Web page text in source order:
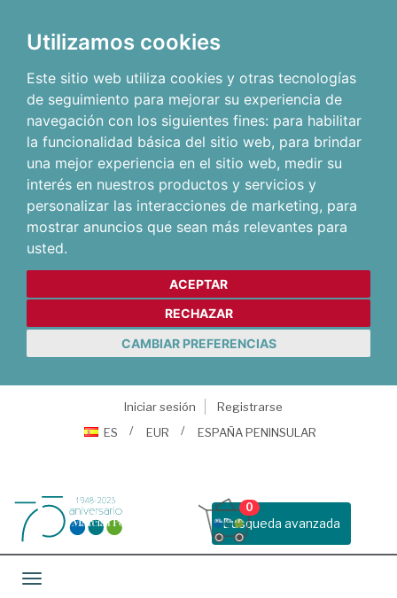
Utilizamos cookies
Este sitio web utiliza cookies y otras tecnologías
de seguimiento para mejorar su experiencia de
navegación con los siguientes fines: para habilitar
la funcionalidad básica del sitio web, para brindar
una mejor experiencia en el sitio web, medir su
interés en nuestros productos y servicios y
personalizar las interacciones de marketing, para
mostrar anuncios que sean más relevantes para
usted.
ACEPTAR
RECHAZAR
CAMBIAR PREFERENCIAS
Iniciar sesión
Registrarse
ES
EUR ESPAÑA PENINSULAR
Busqueda avanzada
0
Toggle navigation